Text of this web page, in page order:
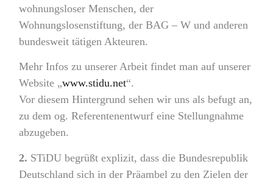
wohnungsloser Menschen, der
Wohnungslosenstiftung, der BAG – W und anderen
bundesweit tätigen Akteuren.
Mehr Infos zu unserer Arbeit findet man auf unserer
Website „www.stidu.net“.
Vor diesem Hintergrund sehen wir uns als befugt an,
zu dem og. Referentenentwurf eine Stellungnahme
abzugeben.
2. STiDU begrüßt explizit, dass die Bundesrepublik
Deutschland sich in der Präambel zu den Zielen der